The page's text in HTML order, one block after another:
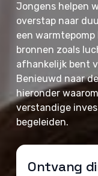
Jongens helpen
overstap naar
een
bronnen zoals
afhankelijk bent
Benieuwd naar
hieronder
verstandige
begeleiden.
Ontvang